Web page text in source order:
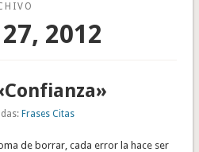
2012
Frases Citas
de borrar, cada error la hace ser